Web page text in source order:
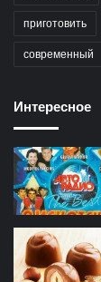
приготовить
современный
Интересное